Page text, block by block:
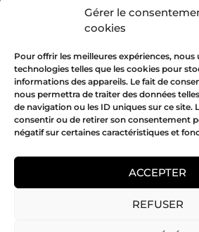
Gérer le
cookies
Pour offrir les meilleures expériences, nous
technologies telles que les cookies pour
informations des appareils. Le fait de
nous permettra de traiter des données
de navigation ou les ID uniques sur ce site.
consentir ou de retirer son consentement
négatif sur certaines caractéristiques et
ACCEPTER
REFUSER
PARTENARIAT